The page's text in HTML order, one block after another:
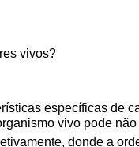
vivos?
específicas de
vivo pode
donde a